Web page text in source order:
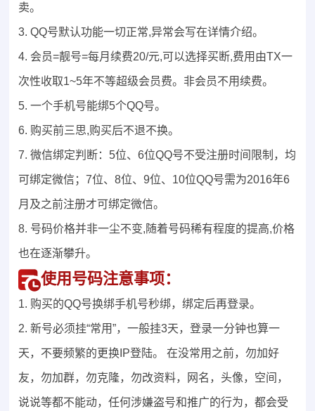
卖。
3. QQ号默认功能一切正常,异常会写在详情介绍。
4. 会员=靓号=每月续费20/元,可以选择买断,费用由TX一
次性收取1~5年不等超级会员费。非会员不用续费。
5. 一个手机号能绑5个QQ号。
6. 购买前三思,购买后不退不换。
7. 微信绑定判断：5位、6位QQ号不受注册时间限制，均
可绑定微信；7位、8位、9位、10位QQ号需为2016年6
月及之前注册才可绑定微信。
8. 号码价格并非一尘不变,随着号码稀有程度的提高,价格
也在逐渐攀升。
使用号码注意事项：
1. 购买的QQ号换绑手机号秒绑，绑定后再登录。
2. 新号必须挂“常用”，一般挂3天，登录一分钟也算一
天，不要频繁的更换IP登陆。 在没常用之前，勿加好
友，勿加群，勿克隆，勿改资料，网名，头像，空间，
说说等都不能动，任何涉嫌盗号和推广的行为，都会受